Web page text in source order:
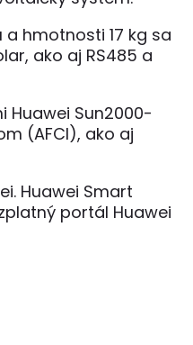
hmotnosti 17 kg sa
ako aj RS485 a
Huawei Sun2000-
(AFCI), ako aj
Huawei Smart
portál Huawei